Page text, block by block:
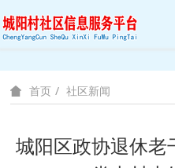
首页 社区新闻
城阳区政协退休老